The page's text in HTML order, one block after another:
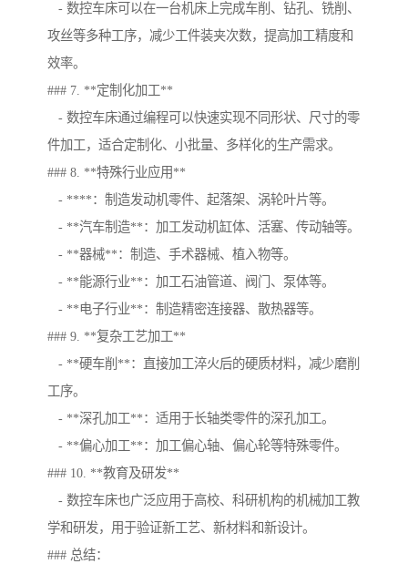
- 数控车床可以在一台机床上完成车削、钻孔、铣削、
攻丝等多种工序，减少工件装夹次数，提高加工精度和
效率。
### 7. **定制化加工**
- 数控车床通过编程可以快速实现不同形状、尺寸的零
件加工，适合定制化、小批量、多样化的生产需求。
### 8. **特殊行业应用**
- ****：制造发动机零件、起落架、涡轮叶片等。
- **汽车制造**：加工发动机缸体、活塞、传动轴等。
- **器械**：制造、手术器械、植入物等。
- **能源行业**：加工石油管道、阀门、泵体等。
- **电子行业**：制造精密连接器、散热器等。
### 9. **复杂工艺加工**
- **硬车削**：直接加工淬火后的硬质材料，减少磨削
工序。
- **深孔加工**：适用于长轴类零件的深孔加工。
- **偏心加工**：加工偏心轴、偏心轮等特殊零件。
### 10. **教育及研发**
- 数控车床也广泛应用于高校、科研机构的机械加工教
学和研发，用于验证新工艺、新材料和新设计。
### 总结：